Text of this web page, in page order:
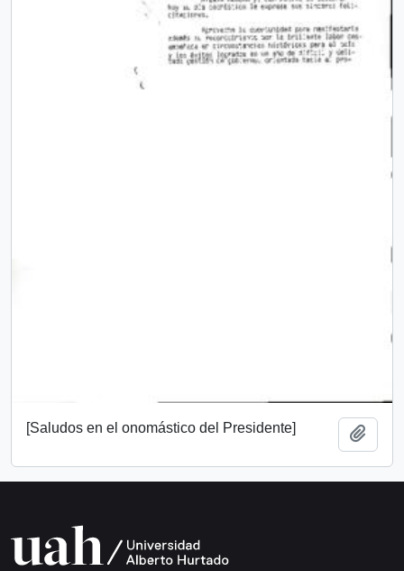
[Saludos en el onomástico del Presidente]